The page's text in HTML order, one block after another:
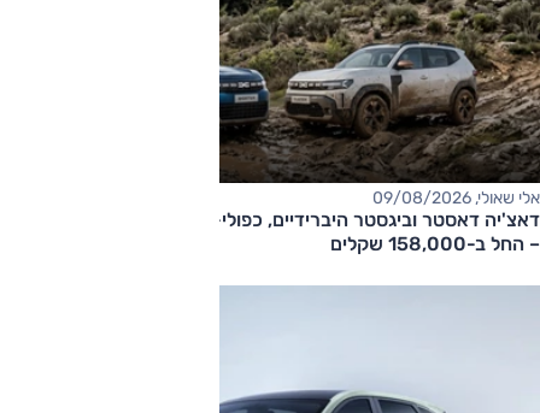
אלי שאולי, 09/08/2026
דאצ'יה דאסטר וביגסטר היברידיים, כפולי-הנעה עם תיבה אוטומטית
– החל ב-158,000 שקלים